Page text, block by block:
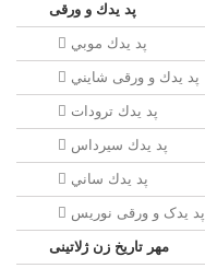
پد يدك و ورقی
پد يدك موبي
پد يدك و ورقی شايني
پد يدك ترودات
پد يدك سيرداس
پد يدك ساني
پد یدک و ورقی نوریس
مهر تاريخ زن ژلاتینی